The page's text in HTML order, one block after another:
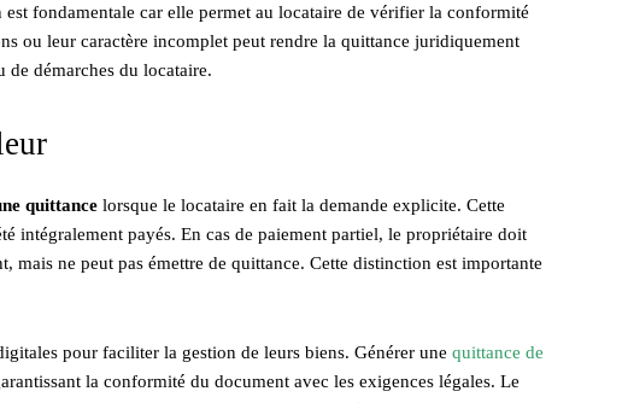
fondamentale car elle permet au locataire de vérifier la conformité
ou leur caractère incomplet peut rendre la quittance juridiquement
de démarches du locataire.
quittance lorsque le locataire en fait la demande explicite. Cette
intégralement payés. En cas de paiement partiel, le propriétaire doit
ne peut pas émettre de quittance. Cette distinction est importante
pour faciliter la gestion de leurs biens. Générer une quittance de
la conformité du document avec les exigences légales. Le